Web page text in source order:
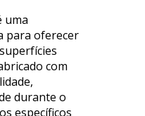
uma
para oferecer
com
durante o
específicos